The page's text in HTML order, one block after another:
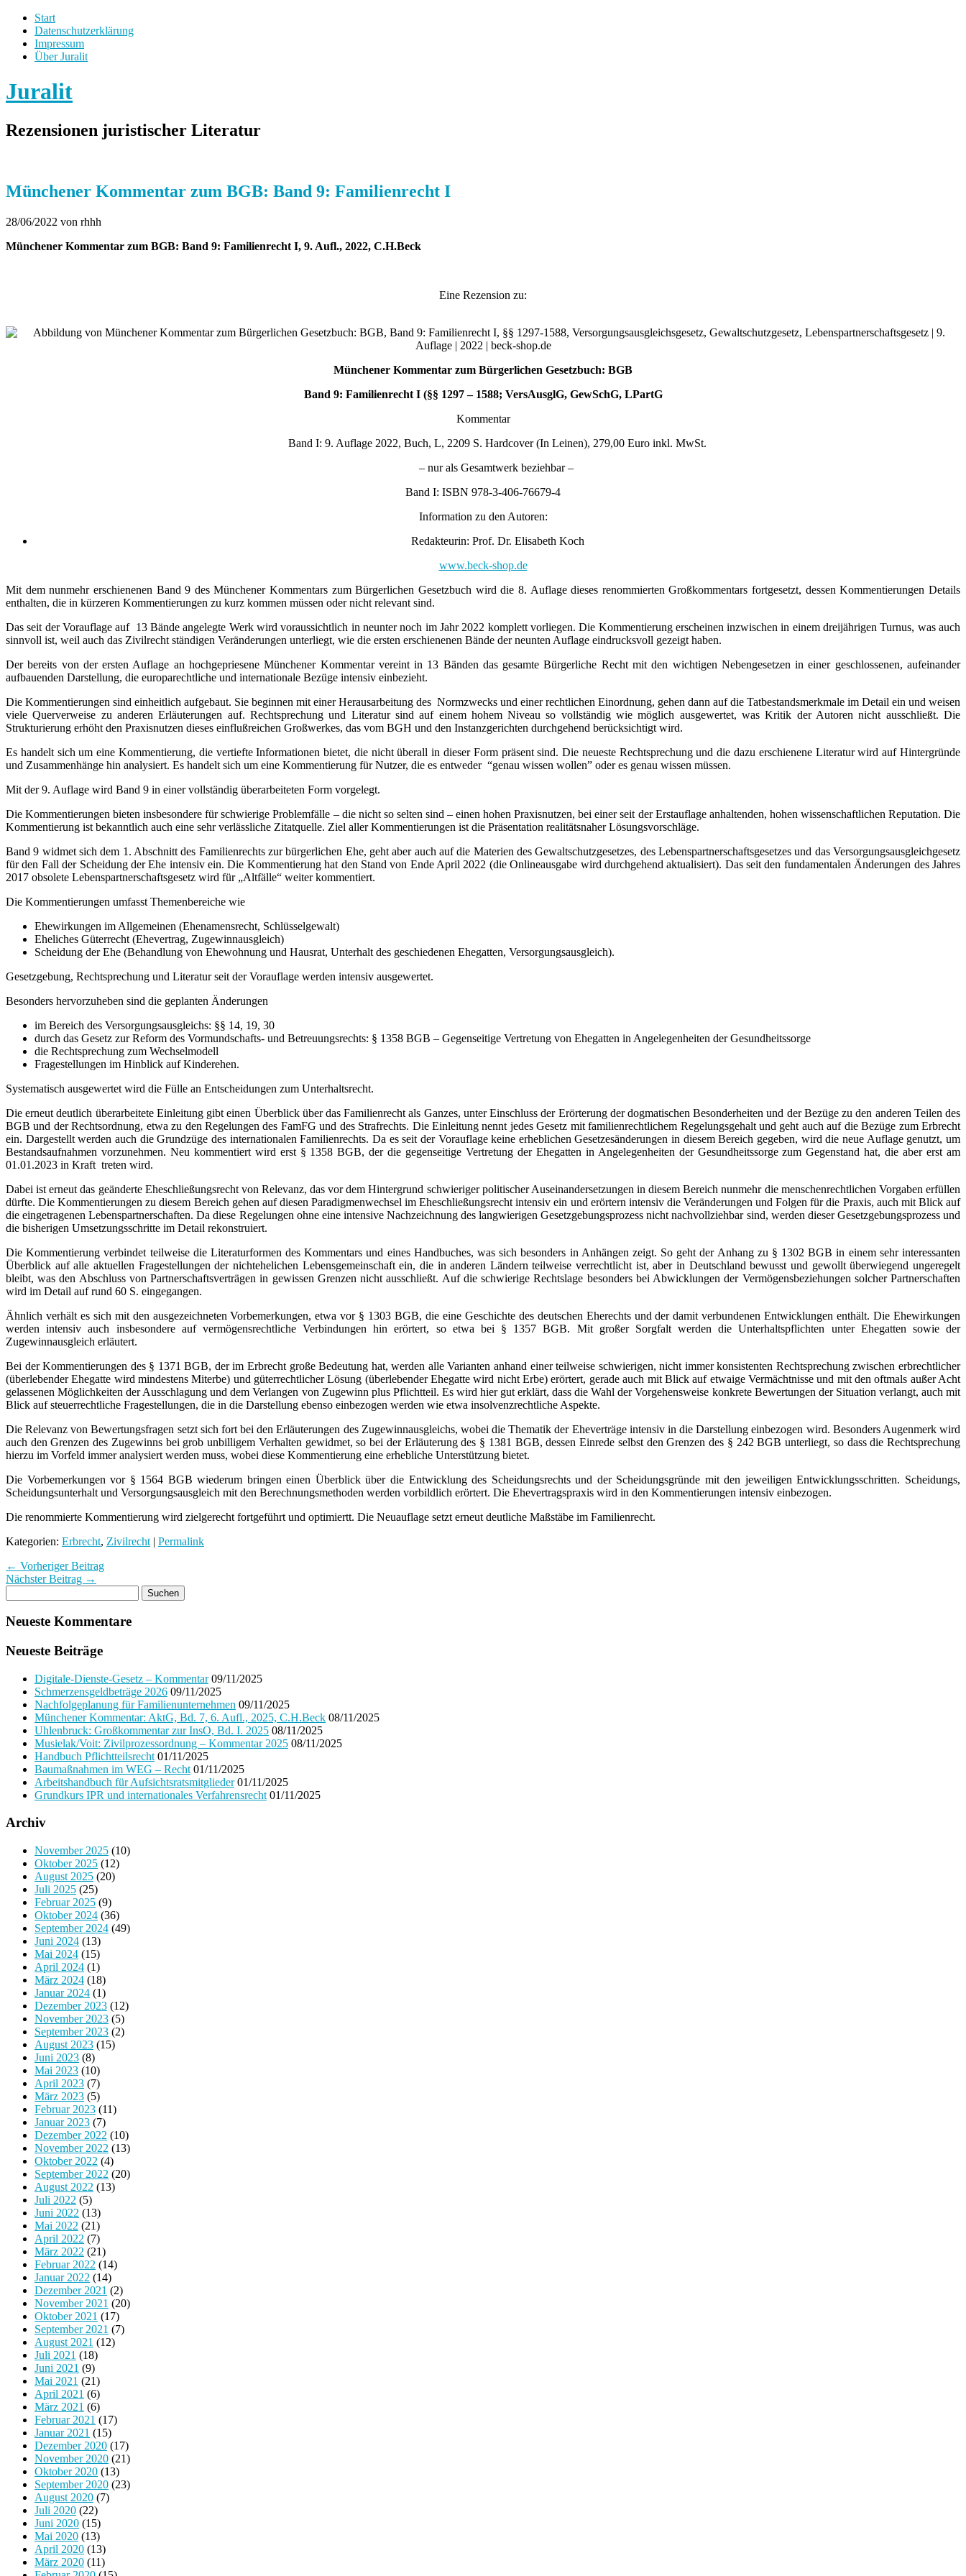
Start
Datenschutzerklärung
Impressum
Über Juralit
Juralit
Rezensionen juristischer Literatur
Münchener Kommentar zum BGB: Band 9: Familienrecht I
28/06/2022 von rhhh
Münchener Kommentar zum BGB: Band 9: Familienrecht I, 9. Aufl., 2022, C.H.Beck
Eine Rezension zu:
Münchener Kommentar zum Bürgerlichen Gesetzbuch: BGB
Band 9: Familienrecht I (§§ 1297 – 1588; VersAusglG, GewSchG, LPartG
Kommentar
Band I: 9. Auflage 2022, Buch, L, 2209 S. Hardcover (In Leinen), 279,00 Euro inkl. MwSt.
– nur als Gesamtwerk beziehbar –
Band I: ISBN 978-3-406-76679-4
Information zu den Autoren:
Redakteurin: Prof. Dr. Elisabeth Koch
www.beck-shop.de
Mit dem nunmehr erschienenen Band 9 des Münchener Kommentars zum Bürgerlichen Gesetzbuch wird die 8. Auflage dieses renommierten Großkommentars fortgesetzt, dessen Kommentierungen Details
enthalten, die in kürzeren Kommentierungen zu kurz kommen müssen oder nicht relevant sind.
Das seit der Vorauflage auf 13 Bände angelegte Werk wird voraussichtlich in neunter noch im Jahr 2022 komplett vorliegen. Die Kommentierung erscheinen inzwischen in einem dreijährigen Turnus, was auch
sinnvoll ist, weil auch das Zivilrecht ständigen Veränderungen unterliegt, wie die ersten erschienenen Bände der neunten Auflage eindrucksvoll gezeigt haben.
Der bereits von der ersten Auflage an hochgepriesene Münchener Kommentar vereint in 13 Bänden das gesamte Bürgerliche Recht mit den wichtigen Nebengesetzen in einer geschlossenen, aufeinander
aufbauenden Darstellung, die europarechtliche und internationale Bezüge intensiv einbezieht.
Die Kommentierungen sind einheitlich aufgebaut. Sie beginnen mit einer Herausarbeitung des Normzwecks und einer rechtlichen Einordnung, gehen dann auf die Tatbestandsmerkmale im Detail ein und weisen
viele Querverweise zu anderen Erläuterungen auf. Rechtsprechung und Literatur sind auf einem hohem Niveau so vollständig wie möglich ausgewertet, was Kritik der Autoren nicht ausschließt. Die
Strukturierung erhöht den Praxisnutzen dieses einflußreichen Großwerkes, das vom BGH und den Instanzgerichten durchgehend berücksichtigt wird.
Es handelt sich um eine Kommentierung, die vertiefte Informationen bietet, die nicht überall in dieser Form präsent sind. Die neueste Rechtsprechung und die dazu erschienene Literatur wird auf Hintergründe
und Zusammenhänge hin analysiert. Es handelt sich um eine Kommentierung für Nutzer, die es entweder “genau wissen wollen” oder es genau wissen müssen.
Mit der 9. Auflage wird Band 9 in einer vollständig überarbeiteten Form vorgelegt.
Die Kommentierungen bieten insbesondere für schwierige Problemfälle – die nicht so selten sind – einen hohen Praxisnutzen, bei einer seit der Erstauflage anhaltenden, hohen wissenschaftlichen Reputation. Die
Kommentierung ist bekanntlich auch eine sehr verlässliche Zitatquelle. Ziel aller Kommentierungen ist die Präsentation realitätsnaher Lösungsvorschläge.
Band 9 widmet sich dem 1. Abschnitt des Familienrechts zur bürgerlichen Ehe, geht aber auch auf die Materien des Gewaltschutzgesetzes, des Lebenspartnerschaftsgesetzes und das Versorgungsausgleichgesetz
für den Fall der Scheidung der Ehe intensiv ein. Die Kommentierung hat den Stand von Ende April 2022 (die Onlineausgabe wird durchgehend aktualisiert). Das seit den fundamentalen Änderungen des Jahres
2017 obsolete Lebenspartnerschaftsgesetz wird für „Altfälle“ weiter kommentiert.
Die Kommentierungen umfasst Themenbereiche wie
Ehewirkungen im Allgemeinen (Ehenamensrecht, Schlüsselgewalt)
Eheliches Güterrecht (Ehevertrag, Zugewinnausgleich)
Scheidung der Ehe (Behandlung von Ehewohnung und Hausrat, Unterhalt des geschiedenen Ehegatten, Versorgungsausgleich).
Gesetzgebung, Rechtsprechung und Literatur seit der Vorauflage werden intensiv ausgewertet.
Besonders hervorzuheben sind die geplanten Änderungen
im Bereich des Versorgungsausgleichs: §§ 14, 19, 30
durch das Gesetz zur Reform des Vormundschafts- und Betreuungsrechts: § 1358 BGB – Gegenseitige Vertretung von Ehegatten in Angelegenheiten der Gesundheitssorge
die Rechtsprechung zum Wechselmodell
Fragestellungen im Hinblick auf Kinderehen.
Systematisch ausgewertet wird die Fülle an Entscheidungen zum Unterhaltsrecht.
Die erneut deutlich überarbeitete Einleitung gibt einen Überblick über das Familienrecht als Ganzes, unter Einschluss der Erörterung der dogmatischen Besonderheiten und der Bezüge zu den anderen Teilen des
BGB und der Rechtsordnung, etwa zu den Regelungen des FamFG und des Strafrechts. Die Einleitung nennt jedes Gesetz mit familienrechtlichem Regelungsgehalt und geht auch auf die Bezüge zum Erbrecht
ein. Dargestellt werden auch die Grundzüge des internationalen Familienrechts. Da es seit der Vorauflage keine erheblichen Gesetzesänderungen in diesem Bereich gegeben, wird die neue Auflage genutzt, um
Bestandsaufnahmen vorzunehmen. Neu kommentiert wird erst § 1358 BGB, der die gegenseitige Vertretung der Ehegatten in Angelegenheiten der Gesundheitssorge zum Gegenstand hat, die aber erst am
01.01.2023 in Kraft treten wird.
Dabei ist erneut das geänderte Eheschließungsrecht von Relevanz, das vor dem Hintergrund schwieriger politischer Auseinandersetzungen in diesem Bereich nunmehr die menschenrechtlichen Vorgaben erfüllen
dürfte. Die Kommentierungen zu diesem Bereich gehen auf diesen Paradigmenwechsel im Eheschließungsrecht intensiv ein und erörtern intensiv die Veränderungen und Folgen für die Praxis, auch mit Blick auf
die eingetragenen Lebenspartnerschaften. Da diese Regelungen ohne eine intensive Nachzeichnung des langwierigen Gesetzgebungsprozess nicht nachvollziehbar sind, werden dieser Gesetzgebungsprozess und
die bisherigen Umsetzungsschritte im Detail rekonstruiert.
Die Kommentierung verbindet teilweise die Literaturformen des Kommentars und eines Handbuches, was sich besonders in Anhängen zeigt. So geht der Anhang zu § 1302 BGB in einem sehr interessanten
Überblick auf alle aktuellen Fragestellungen der nichtehelichen Lebensgemeinschaft ein, die in anderen Ländern teilweise verrechtlicht ist, aber in Deutschland bewusst und gewollt überwiegend ungeregelt
bleibt, was den Abschluss von Partnerschaftsverträgen in gewissen Grenzen nicht ausschließt. Auf die schwierige Rechtslage besonders bei Abwicklungen der Vermögensbeziehungen solcher Partnerschaften
wird im Detail auf rund 60 S. eingegangen.
Ähnlich verhält es sich mit den ausgezeichneten Vorbemerkungen, etwa vor § 1303 BGB, die eine Geschichte des deutschen Eherechts und der damit verbundenen Entwicklungen enthält. Die Ehewirkungen
werden intensiv auch insbesondere auf vermögensrechtliche Verbindungen hin erörtert, so etwa bei § 1357 BGB. Mit großer Sorgfalt werden die Unterhaltspflichten unter Ehegatten sowie der
Zugewinnausgleich erläutert.
Bei der Kommentierungen des § 1371 BGB, der im Erbrecht große Bedeutung hat, werden alle Varianten anhand einer teilweise schwierigen, nicht immer konsistenten Rechtsprechung zwischen erbrechtlicher
(überlebender Ehegatte wird mindestens Miterbe) und güterrechtlicher Lösung (überlebender Ehegatte wird nicht Erbe) erörtert, gerade auch mit Blick auf etwaige Vermächtnisse und mit den oftmals außer Acht
gelassenen Möglichkeiten der Ausschlagung und dem Verlangen von Zugewinn plus Pflichtteil. Es wird hier gut erklärt, dass die Wahl der Vorgehensweise konkrete Bewertungen der Situation verlangt, auch mit
Blick auf steuerrechtliche Fragestellungen, die in die Darstellung ebenso einbezogen werden wie etwa insolvenzrechtliche Aspekte.
Die Relevanz von Bewertungsfragen setzt sich fort bei den Erläuterungen des Zugewinnausgleichs, wobei die Thematik der Eheverträge intensiv in die Darstellung einbezogen wird. Besonders Augenmerk wird
auch den Grenzen des Zugewinns bei grob unbilligem Verhalten gewidmet, so bei der Erläuterung des § 1381 BGB, dessen Einrede selbst den Grenzen des § 242 BGB unterliegt, so dass die Rechtsprechung
hierzu im Vorfeld immer analysiert werden muss, wobei diese Kommentierung eine erhebliche Unterstützung bietet.
Die Vorbemerkungen vor § 1564 BGB wiederum bringen einen Überblick über die Entwicklung des Scheidungsrechts und der Scheidungsgründe mit den jeweiligen Entwicklungsschritten. Scheidungs,
Scheidungsunterhalt und Versorgungsausgleich mit den Berechnungsmethoden werden vorbildlich erörtert. Die Ehevertragspraxis wird in den Kommentierungen intensiv einbezogen.
Die renommierte Kommentierung wird zielgerecht fortgeführt und optimiertt. Die Neuauflage setzt erneut deutliche Maßstäbe im Familienrecht.
Kategorien: Erbrecht, Zivilrecht | Permalink
← Vorheriger Beitrag
Nächster Beitrag →
Neueste Kommentare
Neueste Beiträge
Digitale-Dienste-Gesetz – Kommentar 09/11/2025
Schmerzensgeldbeträge 2026 09/11/2025
Nachfolgeplanung für Familienunternehmen 09/11/2025
Münchener Kommentar: AktG, Bd. 7, 6. Aufl., 2025, C.H.Beck 08/11/2025
Uhlenbruck: Großkommentar zur InsO, Bd. I. 2025 08/11/2025
Musielak/Voit: Zivilprozessordnung – Kommentar 2025 08/11/2025
Handbuch Pflichtteilsrecht 01/11/2025
Baumaßnahmen im WEG – Recht 01/11/2025
Arbeitshandbuch für Aufsichtsratsmitglieder 01/11/2025
Grundkurs IPR und internationales Verfahrensrecht 01/11/2025
Archiv
November 2025 (10)
Oktober 2025 (12)
August 2025 (20)
Juli 2025 (25)
Februar 2025 (9)
Oktober 2024 (36)
September 2024 (49)
Juni 2024 (13)
Mai 2024 (15)
April 2024 (1)
März 2024 (18)
Januar 2024 (1)
Dezember 2023 (12)
November 2023 (5)
September 2023 (2)
August 2023 (15)
Juni 2023 (8)
Mai 2023 (10)
April 2023 (7)
März 2023 (5)
Februar 2023 (11)
Januar 2023 (7)
Dezember 2022 (10)
November 2022 (13)
Oktober 2022 (4)
September 2022 (20)
August 2022 (13)
Juli 2022 (5)
Juni 2022 (13)
Mai 2022 (21)
April 2022 (7)
März 2022 (21)
Februar 2022 (14)
Januar 2022 (14)
Dezember 2021 (2)
November 2021 (20)
Oktober 2021 (17)
September 2021 (7)
August 2021 (12)
Juli 2021 (18)
Juni 2021 (9)
Mai 2021 (21)
April 2021 (6)
März 2021 (6)
Februar 2021 (17)
Januar 2021 (15)
Dezember 2020 (17)
November 2020 (21)
Oktober 2020 (13)
September 2020 (23)
August 2020 (7)
Juli 2020 (22)
Juni 2020 (15)
Mai 2020 (13)
April 2020 (13)
März 2020 (11)